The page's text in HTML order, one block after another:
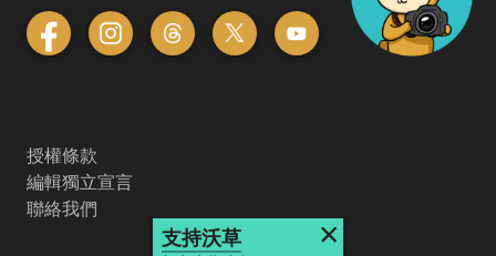
授權條款
編輯獨立宣言
聯絡我們
支持沃草 ×